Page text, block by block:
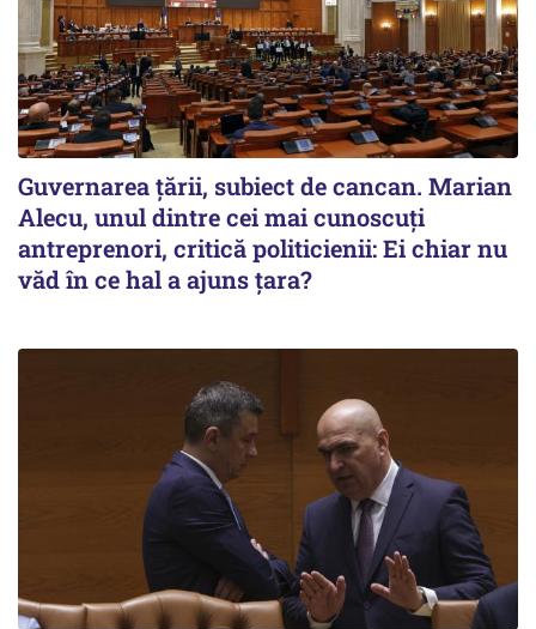
Guvernarea ţării, subiect de cancan. Marian
Alecu, unul dintre cei mai cunoscuţi
antreprenori, critică politicienii: Ei chiar nu
văd în ce hal a ajuns ţara?